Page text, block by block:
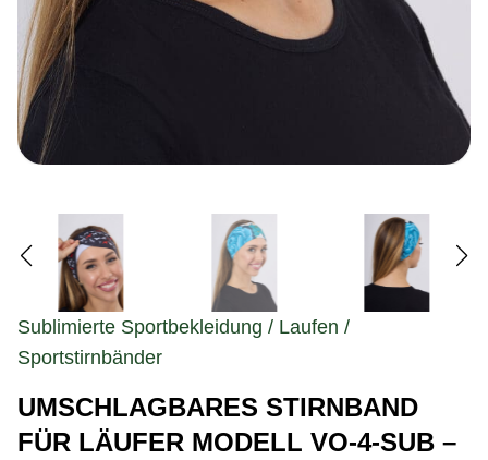
Sublimierte Sportbekleidung / Laufen /
Sportstirnbänder
UMSCHLAGBARES STIRNBAND
FÜR LÄUFER MODELL VO-4-SUB –